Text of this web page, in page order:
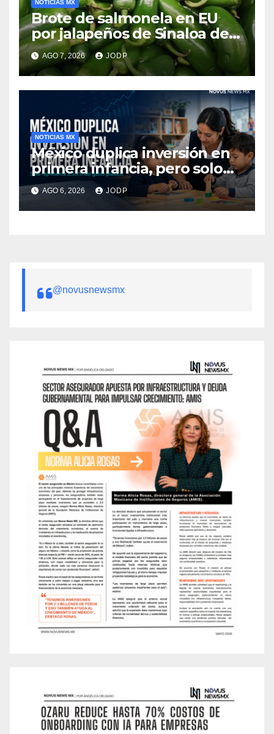
NOTICIAS MX
Brote de salmonela en EU
por jalapeños de Sinaloa deja
345 enfermos y 36
hospitalizados
AGO 7, 2026 JODP
NOTICIAS MX
México duplica inversión en
primera infancia, pero solo
destina 2.53% del gasto
público
AGO 6, 2026 JODP
@novusnewsmx